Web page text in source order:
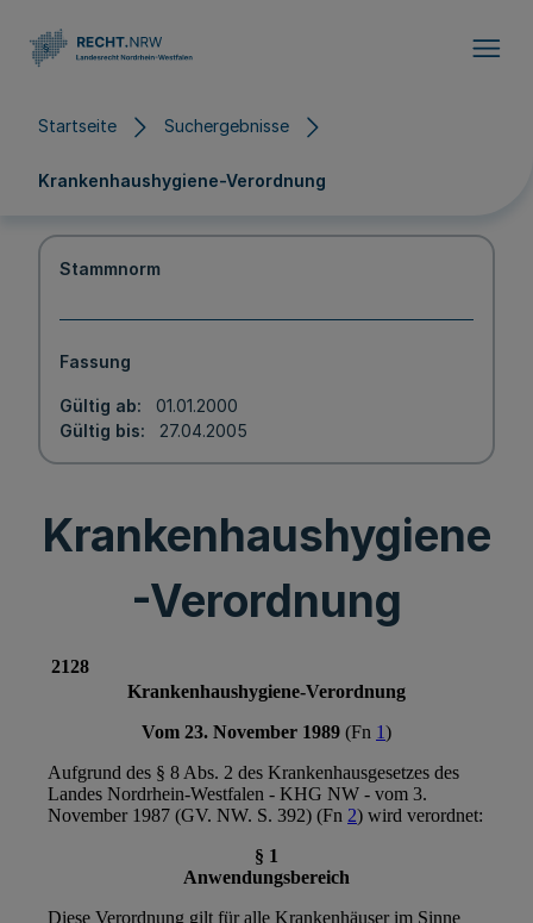
Startseite Suchergebnisse
Krankenhaushygiene-Verordnung
Stammnorm
Fassung
Gültig ab
01.01.2000
Gültig bis
27.04.2005
Krankenhaushygiene
-Verordnung